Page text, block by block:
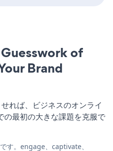
of
Brand
れば、ビジネスのオンライ
の最初の大きな課題を克服で
す。engage、captivate、